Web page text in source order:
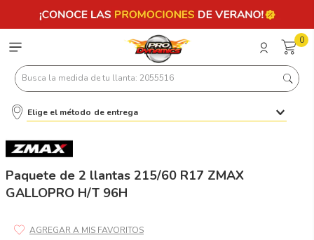
0
Busca la medida de tu llanta: 2055516
Elige el método de entrega
Paquete de 2 llantas 215/60 R17 ZMAX
GALLOPRO H/T 96H
Términos más buscados
2